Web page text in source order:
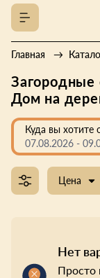
Главная
Загородные
Дом на
Куда вы хотите
07.08.2026 -
Цена
Нет
Просто